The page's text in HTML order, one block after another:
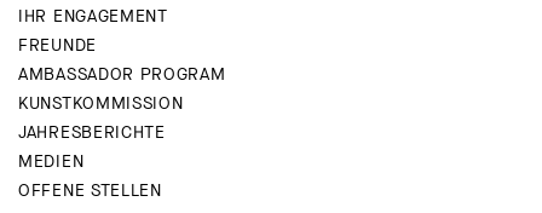
IHR ENGAGEMENT
FREUNDE
AMBASSADOR PROGRAM
KUNSTKOMMISSION
JAHRESBERICHTE
MEDIEN
OFFENE STELLEN